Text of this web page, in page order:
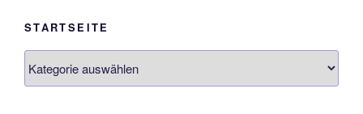
STARTSEITE